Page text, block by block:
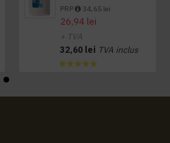
PRP 34,65 lei
26,94 lei
+ TVA
32,60 lei TVA inclus